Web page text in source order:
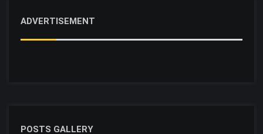
ADVERTISEMENT
POSTS GALLERY